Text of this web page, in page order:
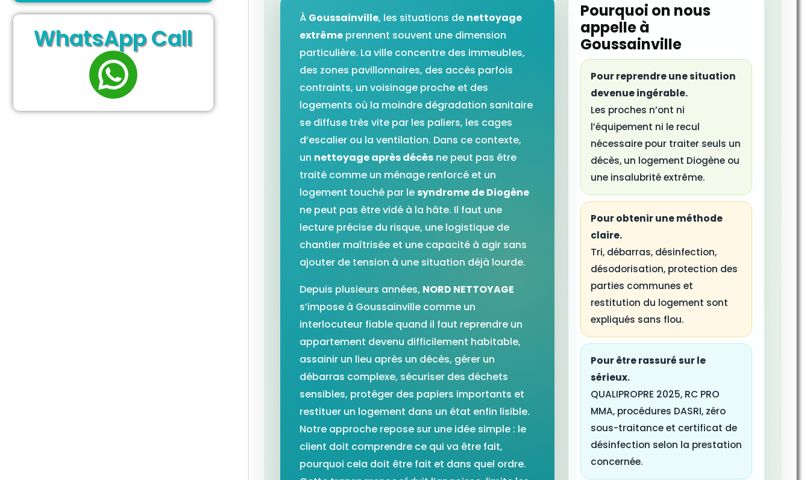
WhatsApp Call
À Goussainville, les situations de nettoyage
extrême prennent souvent une dimension
particulière. La ville concentre des immeubles,
des zones pavillonnaires, des accès parfois
contraints, un voisinage proche et des
logements où la moindre dégradation sanitaire
se diffuse très vite par les paliers, les cages
d’escalier ou la ventilation. Dans ce contexte,
un nettoyage après décès ne peut pas être
traité comme un ménage renforcé et un
logement touché par lesyndrome de Diogène
ne peut pas être vidé à la hâte. Il faut une
lecture précise du risque, une logistique de
chantier maîtrisée et une capacité à agir sans
ajouter de tension à une situation déjà lourde.
Depuis plusieurs années, NORD NETTOYAGE
s’impose à Goussainville comme un
interlocuteur fiable quand il faut reprendre un
appartement devenu difficilement habitable,
assainir un lieu après un décès, gérer un
débarras complexe, sécuriser des déchets
sensibles, protéger des papiers importants et
restituer un logement dans un état enfin lisible.
Notre approche repose sur une idée simple : le
client doit comprendre ce qui va être fait,
pourquoi cela doit être fait et dans quel ordre.
Pourquoi on nous
appelle à
Goussainville
Pour reprendre une situation
devenue ingérable.
Les proches n’ont ni
l’équipement ni le recul
nécessaire pour traiter seuls un
décès, un logement Diogène ou
une insalubrité extrême.
Pour obtenir une méthode
claire.
Tri, débarras, désinfection,
désodorisation, protection des
parties communes et
restitution du logement sont
expliqués sans flou.
Pour être rassuré sur le
sérieux.
QUALIPROPRE 2025, RC PRO
MMA, procédures DASRI, zéro
sous-traitance et certificat de
désinfection selon la prestation
concernée.